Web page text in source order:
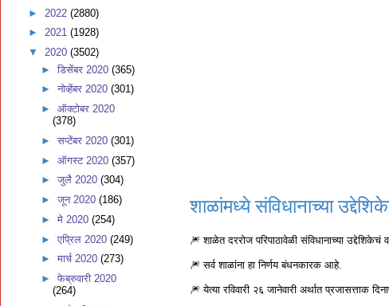
शाळांमध्ये संविधानाच्या
🎆 शाळेत दररोज परिपाठावेळी संविधानाच्या
🎆 सर्व शाळांना हा निर्णय बंधनकारक आहे.
🎆 येत्या रविवारी २६ जानेवारी अर्थात प्रजासत्ताक
► 2022 (2880)
► 2021 (1928)
▼ 2020 (3502)
► डिसेंबर 2020 (365)
► नोव्हेंबर 2020 (301)
► ऑक्टोबर 2020
(378)
► सप्टेंबर 2020 (301)
► ऑगस्ट 2020 (357)
► जुलै 2020 (304)
► जून 2020 (186)
► मे 2020 (254)
► एप्रिल 2020 (249)
► मार्च 2020 (273)
► फेब्रुवारी 2020
(264)